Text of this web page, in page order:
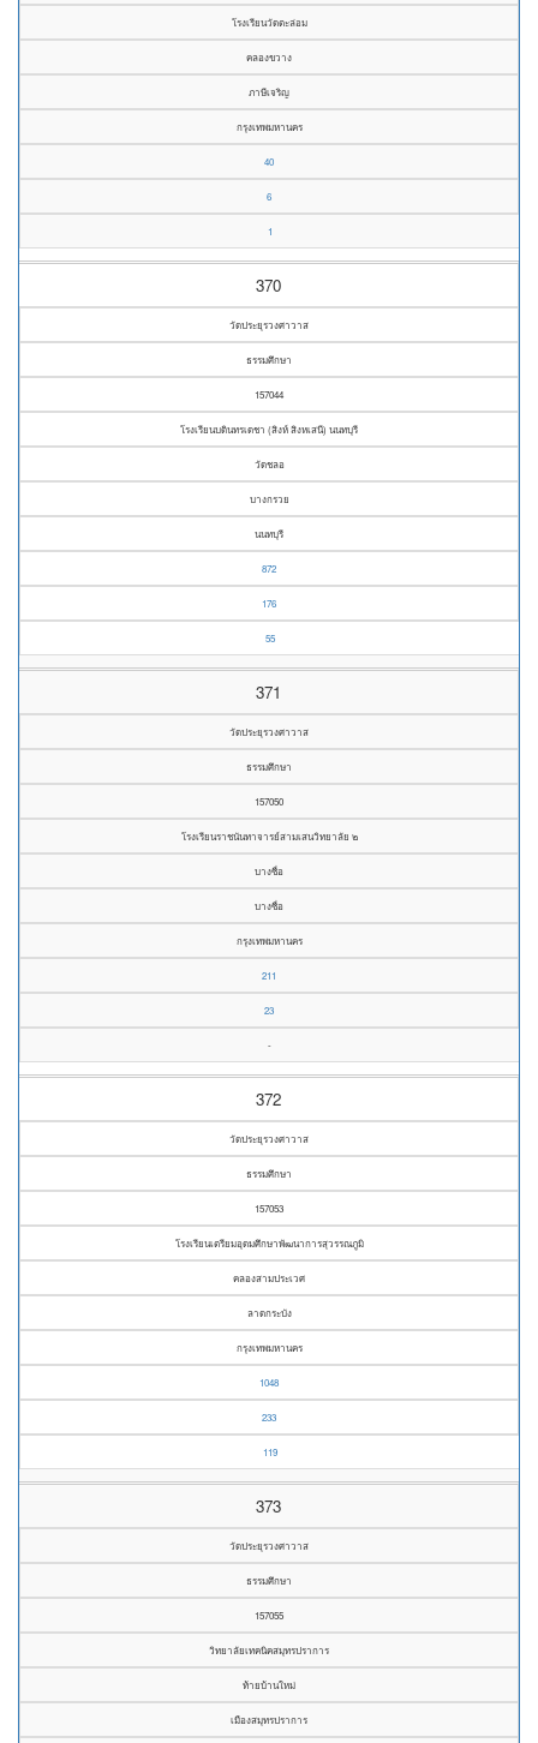
โรงเรียนวัดตะล่อม
คลองขวาง
ภาษีเจริญ
กรุงเทพมหานคร
40
6
1
370
วัดประยุรวงศาวาส
ธรรมศึกษา
157044
โรงเรียนบดินทรเดชา (สิงห์ สิงหเสนี) นนทบุรี
วัดชลอ
บางกรวย
นนทบุรี
872
176
55
371
วัดประยุรวงศาวาส
ธรรมศึกษา
157050
โรงเรียนราชนันทาจารย์สามเสนวิทยาลัย ๒
บางซื่อ
บางซื่อ
กรุงเทพมหานคร
211
23
-
372
วัดประยุรวงศาวาส
ธรรมศึกษา
157053
โรงเรียนเตรียมอุดมศึกษาพัฒนาการสุวรรณภูมิ
คลองสามประเวศ
ลาดกระบัง
กรุงเทพมหานคร
1048
233
119
373
วัดประยุรวงศาวาส
ธรรมศึกษา
157055
วิทยาลัยเทคนิคสมุทรปราการ
ท้ายบ้านใหม่
เมืองสมุทรปราการ